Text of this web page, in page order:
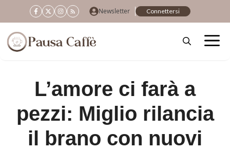
al
contenuto
Newsletter Connettersi
L’amore ci farà a
pezzi: Miglio rilancia
il brano con nuovi